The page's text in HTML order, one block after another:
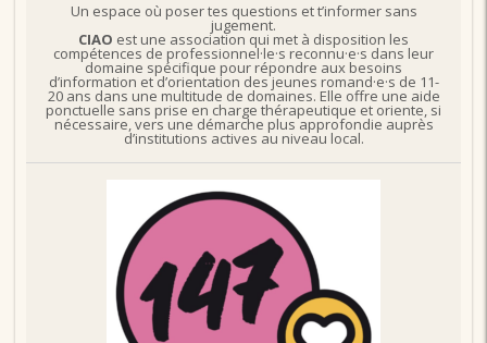
Un espace où poser tes questions et t’informer sans
jugement.
CIAO est une association qui met à disposition les
compétences de professionnel·le·s reconnu·e·s dans leur
domaine spécifique pour répondre aux besoins
d’information et d’orientation des jeunes romand·e·s de 11-
20 ans dans une multitude de domaines. Elle offre une aide
ponctuelle sans prise en charge thérapeutique et oriente, si
nécessaire, vers une démarche plus approfondie auprès
d’institutions actives au niveau local.